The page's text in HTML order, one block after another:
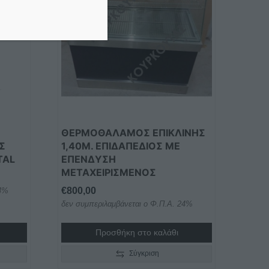
ΘΕΡΜΟΘΑΛΑΜΟΣ ΕΠΙΚΛΙΝΗΣ
1,40Μ. ΕΠΙΔΑΠΕΔΙΟΣ ΜΕ
ΕΠΕΝΔΥΣΗ
ΜΕΤΑΧΕΙΡΙΣΜΕΝΟΣ
€800,00
δεν συμπεριλαμβάνεται ο Φ.Π.Α. 24%
Προσθήκη στο καλάθι
Σύγκριση